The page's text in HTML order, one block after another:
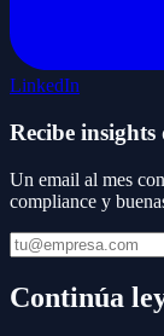
LinkedIn
Recibe
Un email al mes
compliance y
Continúa